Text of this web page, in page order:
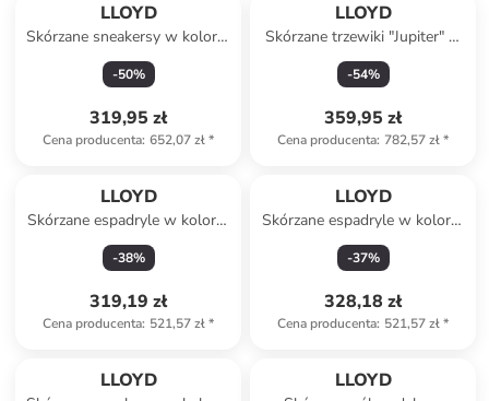
LLOYD
Skórzane sneakersy w kolorze
antracytowo-kremowym
-50%
319,95 zł
Cena producenta: 652,07 zł*
LLOYD
Skórzane trzewiki "Jupiter" w
kolorze beżowym
-54%
359,95 zł
Cena producenta: 782,57 zł*
LLOYD
Skórzane espadryle w kolorze
beżowym
-38%
319,19 zł
Cena producenta: 521,57 zł*
LLOYD
Skórzane espadryle w kolorze
beżowo-czarnym
-37%
328,18 zł
Cena producenta: 521,57 zł*
LLOYD LLOYD